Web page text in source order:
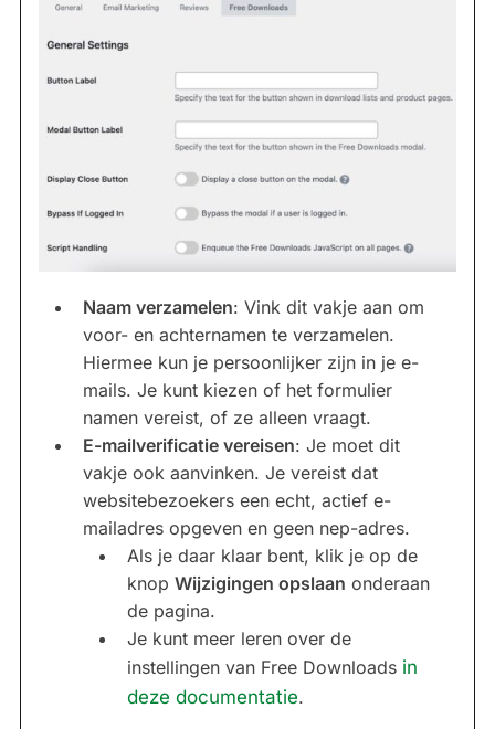
Naam verzamelen: Vink dit vakje aan om
voor- en achternamen te verzamelen.
Hiermee kun je persoonlijker zijn in je e-
mails. Je kunt kiezen of het formulier
namen vereist, of ze alleen vraagt.
E-mailverificatie vereisen: Je moet dit
vakje ook aanvinken. Je vereist dat
websitebezoekers een echt, actief e-
mailadres opgeven en geen nep-adres.
Als je daar klaar bent, klik je op de
knop Wijzigingen opslaan onderaan
de pagina.
Je kunt meer leren over de
instellingen van Free Downloads in
deze documentatie.